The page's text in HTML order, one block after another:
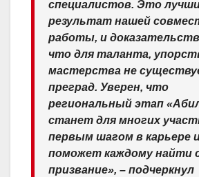
специалистов. Это
результат нашей
работы, и
что для таланта,
мастерства не
преград. Уверен, что
региональный этап
станет для многих
первым шагом в карьере
поможет каждому найти
призвание», – подчеркнул